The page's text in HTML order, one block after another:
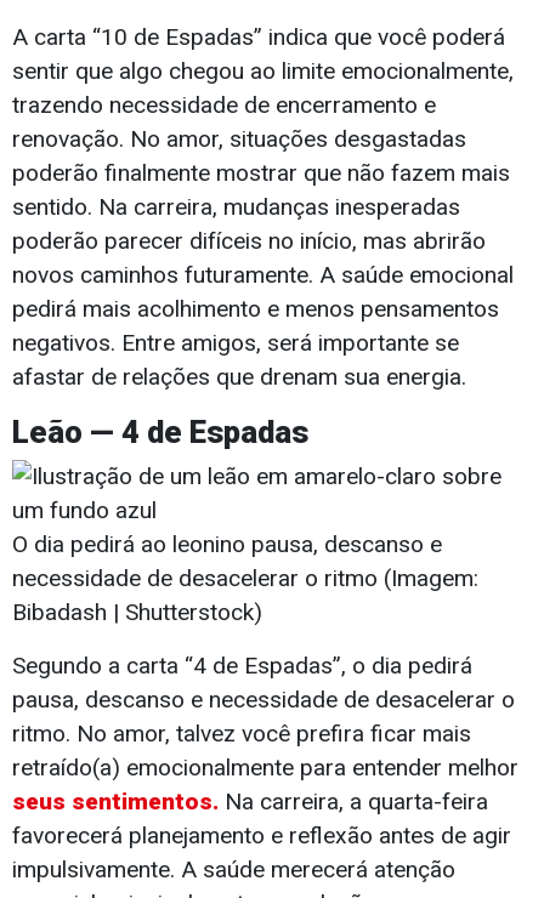
A carta “10 de Espadas” indica que você poderá
sentir que algo chegou ao limite emocionalmente,
trazendo necessidade de encerramento e
renovação. No amor, situações desgastadas
poderão finalmente mostrar que não fazem mais
sentido. Na carreira, mudanças inesperadas
poderão parecer difíceis no início, mas abrirão
novos caminhos futuramente. A saúde emocional
pedirá mais acolhimento e menos pensamentos
negativos. Entre amigos, será importante se
afastar de relações que drenam sua energia.
Leão — 4 de Espadas
O dia pedirá ao leonino pausa, descanso e
necessidade de desacelerar o ritmo (Imagem:
Bibadash | Shutterstock)
Segundo a carta “4 de Espadas”, o dia pedirá
pausa, descanso e necessidade de desacelerar o
ritmo. No amor, talvez você prefira ficar mais
retraído(a) emocionalmente para entender melhor
seus sentimentos. Na carreira, a quarta-feira
favorecerá planejamento e reflexão antes de agir
impulsivamente. A saúde merecerá atenção